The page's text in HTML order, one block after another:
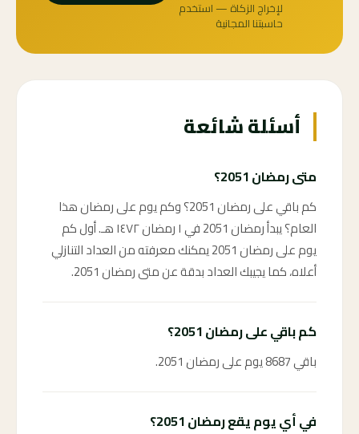
لإخراج الزكاة — استخدم
حاسبتنا المجانية
أسئلة شائعة
متى رمضان 2051؟
كم باقي على رمضان 2051؟ وكم يوم على رمضان هذا
العام؟ يبدأ رمضان 2051 في ١ رمضان ١٤٧٢ هـ. أول كم
يوم على رمضان 2051 يمكنك معرفته من العداد التنازلي
أعلاه، كما يجيبك العداد بدقة عن متى رمضان 2051.
كم باقي على رمضان 2051؟
باقي 8687 يوم على رمضان 2051.
في أي يوم يقع رمضان 2051؟